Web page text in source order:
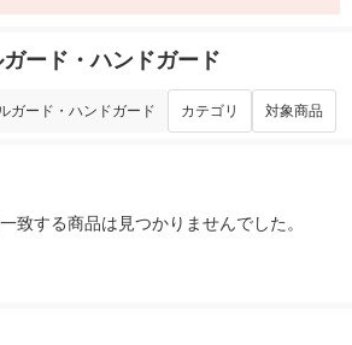
ード・ハンドガード
ガード・ハンドガード カテゴリ 対象商品
致する商品は見つかりませんでした。